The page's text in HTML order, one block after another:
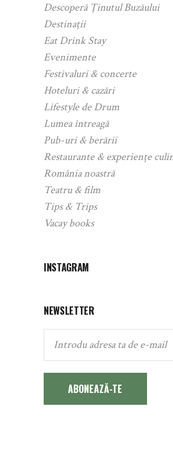
Descoperă Ținutul Buzăului
Destinații
Eat Drink Stay
Evenimente
Festivaluri & concerte
Hoteluri & cazări
Lifestyle de Drum
Lumea întreagă
Pub-uri & berării
Restaurante & experiențe
România noastră
Teatru & film
Tips & Trips
Vacay books
INSTAGRAM
NEWSLETTER
ABONEAZĂ-TE